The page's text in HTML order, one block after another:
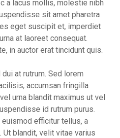
a lacus mollis, molestie nibh
sit amet pharetra
eget suscipit et, imperdiet
at laoreet consequat.
in auctor erat tincidunt quis.
at rutrum. Sed lorem
accumsan fringilla
urna blandit maximus ut vel
id rutrum purus.
efficitur tellus, a
Ut blandit, velit vitae varius